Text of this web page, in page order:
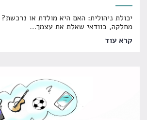
יכולת ניהולית: האם היא מולדת או
מחלקה, בוודאי שאלת את עצמך…
קרא עוד